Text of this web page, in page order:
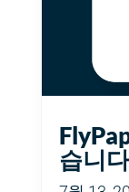
습니